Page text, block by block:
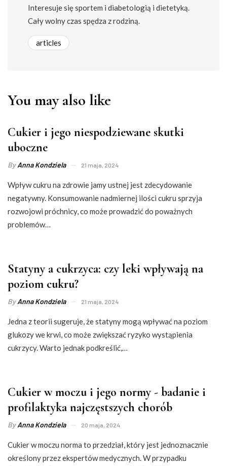
Interesuje się sportem i diabetologią i dietetyką.
Cały wolny czas spędza z rodziną.
articles
You may also like
Cukier i jego niespodziewane skutki
uboczne
ByAnna Kondziela 21 maja, 2024
Wpływ cukru na zdrowie jamy ustnej jest zdecydowanie
negatywny. Konsumowanie nadmiernej ilości cukru sprzyja
rozwojowi próchnicy, co może prowadzić do poważnych
problemów…
Statyny a cukrzyca: czy leki wpływają na
poziom cukru?
ByAnna Kondziela 21 maja, 2024
Jedna z teorii sugeruje, że statyny mogą wpływać na poziom
glukozy we krwi, co może zwiększać ryzyko wystąpienia
cukrzycy. Warto jednak podkreślić,…
Cukier w moczu i jego normy - badanie i
profilaktyka najczęstszych chorób
ByAnna Kondziela 20 maja, 2024
Cukier w moczu norma to przedział, który jest jednoznacznie
określony przez ekspertów medycznych. W przypadku